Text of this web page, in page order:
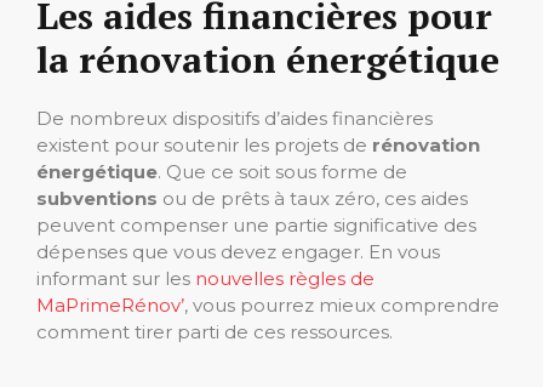
Les aides financières pour
la rénovation énergétique
De nombreux dispositifs d’aides financières
existent pour soutenir les projets de rénovation
énergétique. Que ce soit sous forme de
subventions ou de prêts à taux zéro, ces aides
peuvent compenser une partie significative des
dépenses que vous devez engager. En vous
informant sur les nouvelles règles de
MaPrimeRénov’, vous pourrez mieux comprendre
comment tirer parti de ces ressources.